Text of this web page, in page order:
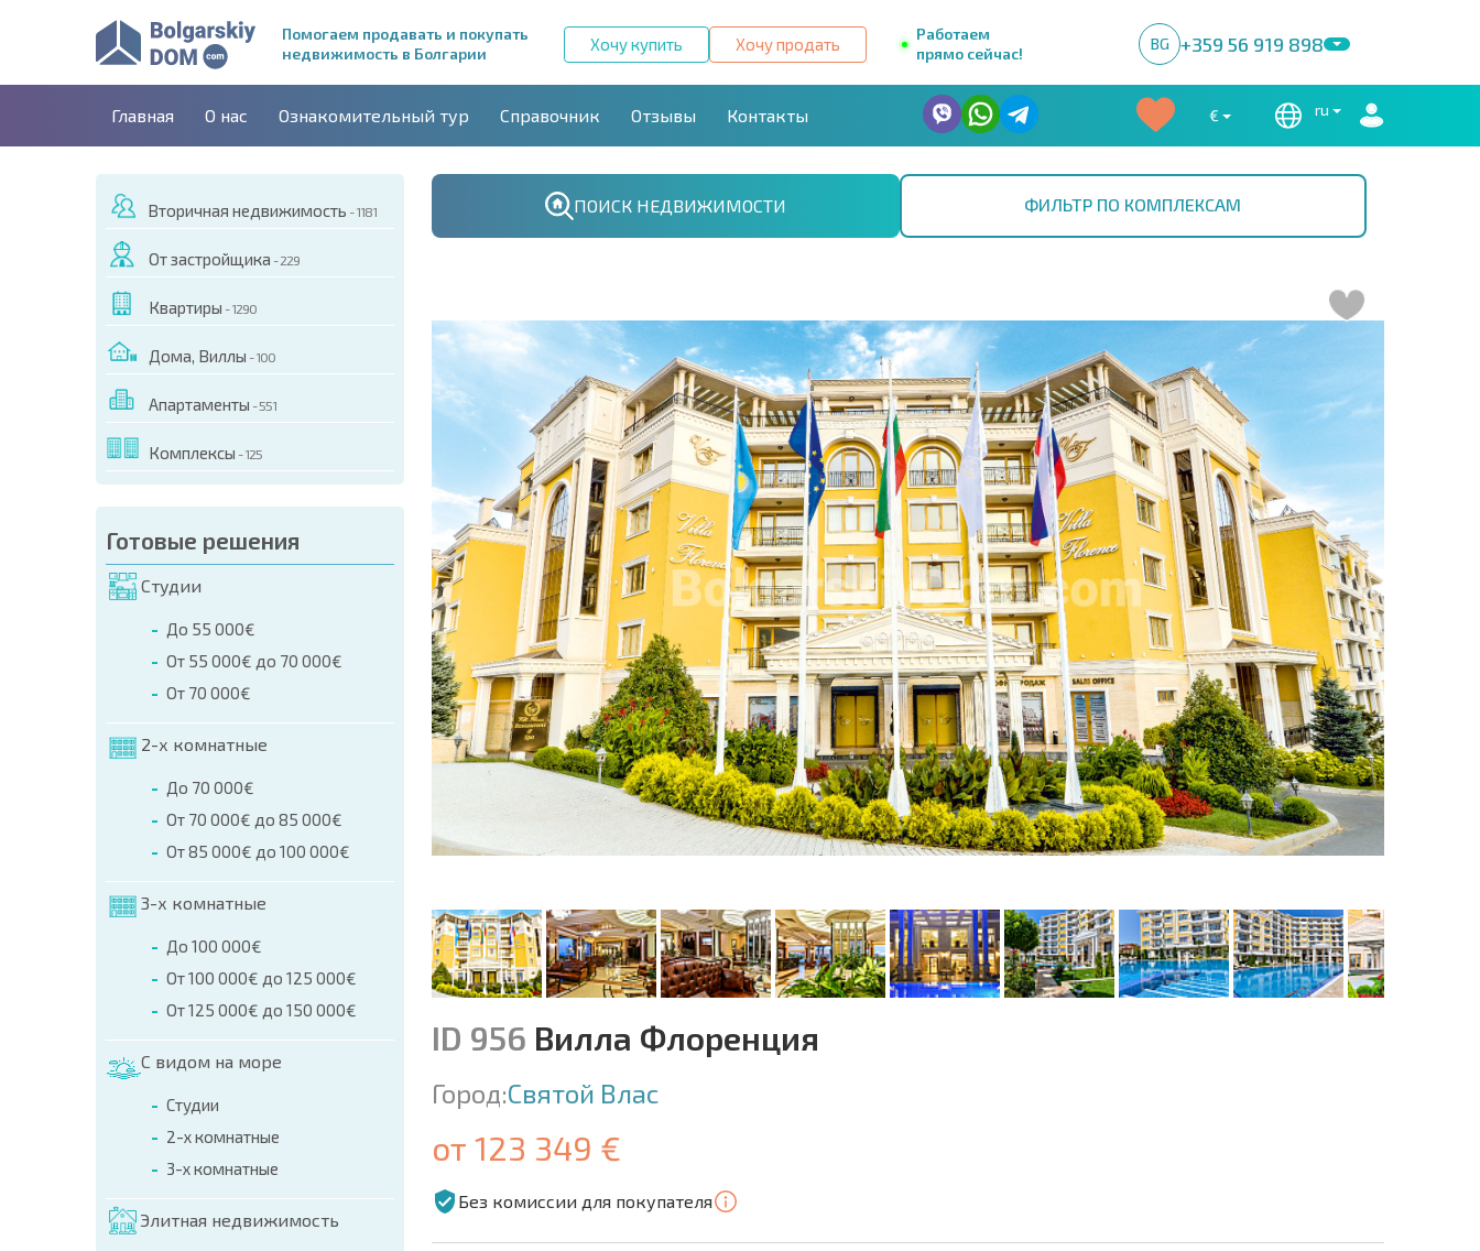
Помогаем продавать и покупать
недвижимость в Болгарии
Хочу купить Хочу продать
Работаем
прямо сейчас!
BG +359 56 919 898
Главная О нас Ознакомительный тур Справочник Отзывы Контакты € ru
Вторичная недвижимость - 1181
От застройщика - 229
Квартиры - 1290
Дома, Виллы - 100
Апартаменты - 551
Комплексы - 125
Готовые решения
Студии
До 55 000€
От 55 000€ до 70 000€
От 70 000€
2-х комнатные
До 70 000€
От 70 000€ до 85 000€
От 85 000€ до 100 000€
3-х комнатные
До 100 000€
От 100 000€ до 125 000€
От 125 000€ до 150 000€
С видом на море
Студии
2-х комнатные
3-х комнатные
Элитная недвижимость
ПОИСК НЕДВИЖИМОСТИ ФИЛЬТР ПО КОМПЛЕКСАМ
ЭТОГО ОБЪЕКТА
телефонам:
+359 8 9797 99 03
ID 956 Вилла Флоренция
Город:Святой Влас
от 123 349 €
Без комиссии для покупателя